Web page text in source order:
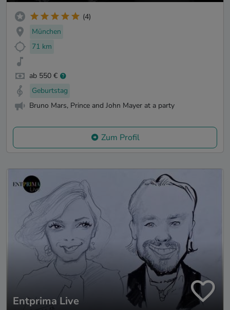
(4)
München
71 km
ab 550 €
Geburtstag
Bruno Mars, Prince and John Mayer at a party
Zum Profil
Entprima Live